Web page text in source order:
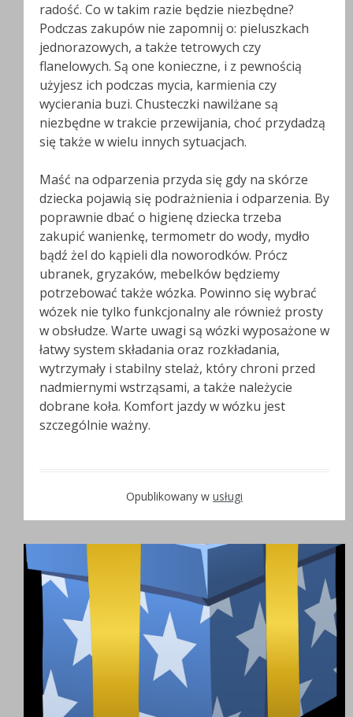
radość. Co w takim razie będzie niezbędne?
Podczas zakupów nie zapomnij o: pieluszkach
jednorazowych, a także tetrowych czy
flanelowych. Są one konieczne, i z pewnością
użyjesz ich podczas mycia, karmienia czy
wycierania buzi. Chusteczki nawilżane są
niezbędne w trakcie przewijania, choć przydadzą
się także w wielu innych sytuacjach.
Maść na odparzenia przyda się gdy na skórze
dziecka pojawią się podrażnienia i odparzenia. By
poprawnie dbać o higienę dziecka trzeba
zakupić wanienkę, termometr do wody, mydło
bądź żel do kąpieli dla noworodków. Prócz
ubranek, gryzaków, mebelków będziemy
potrzebować także wózka. Powinno się wybrać
wózek nie tylko funkcjonalny ale również prosty
w obsłudze. Warte uwagi są wózki wyposażone w
łatwy system składania oraz rozkładania,
wytrzymały i stabilny stelaż, który chroni przed
nadmiernymi wstrząsami, a także należycie
dobrane koła. Komfort jazdy w wózku jest
szczególnie ważny.
Opublikowany w usługi